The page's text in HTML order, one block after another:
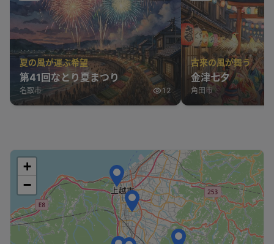
夏の風が運ぶ希望
第41回なとり夏まつり
名取市 12
古来の風が舞う
金津七夕
角田市
+
−